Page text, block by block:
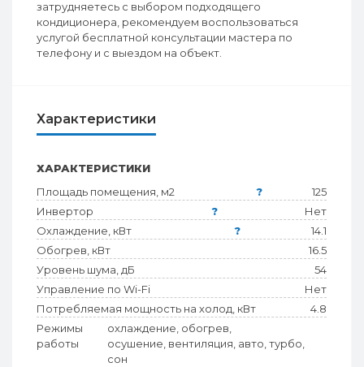
затрудняетесь с выбором подходящего
кондиционера, рекомендуем воспользоваться
услугой бесплатной консультации мастера по
телефону и с выездом на объект.
Характеристики
ХАРАКТЕРИСТИКИ
Площадь помещения, м2
?
125
Инвертор
?
Нет
Охлаждение, кВт
?
14.1
Обогрев, кВт
16.5
Уровень шума, дБ
54
Управление по Wi-Fi
Нет
Потребляемая мощность на холод, кВт
4.8
Режимы
работы
охлаждение, обогрев,
осушение, вентиляция, авто, турбо,
сон